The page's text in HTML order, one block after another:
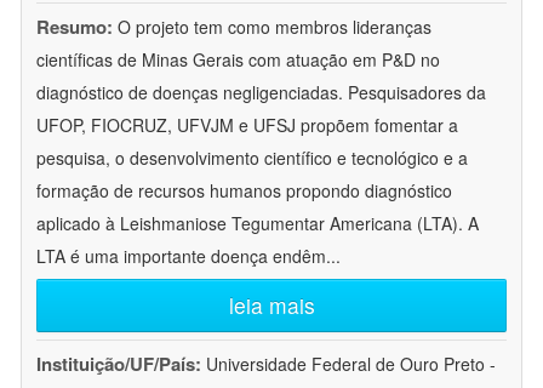
Resumo: O projeto tem como membros lideranças
científicas de Minas Gerais com atuação em P&D no
diagnóstico de doenças negligenciadas. Pesquisadores da
UFOP, FIOCRUZ, UFVJM e UFSJ propõem fomentar a
pesquisa, o desenvolvimento científico e tecnológico e a
formação de recursos humanos propondo diagnóstico
aplicado à Leishmaniose Tegumentar Americana (LTA). A
LTA é uma importante doença endêm...
leia mais
Instituição/UF/País: Universidade Federal de Ouro Preto -